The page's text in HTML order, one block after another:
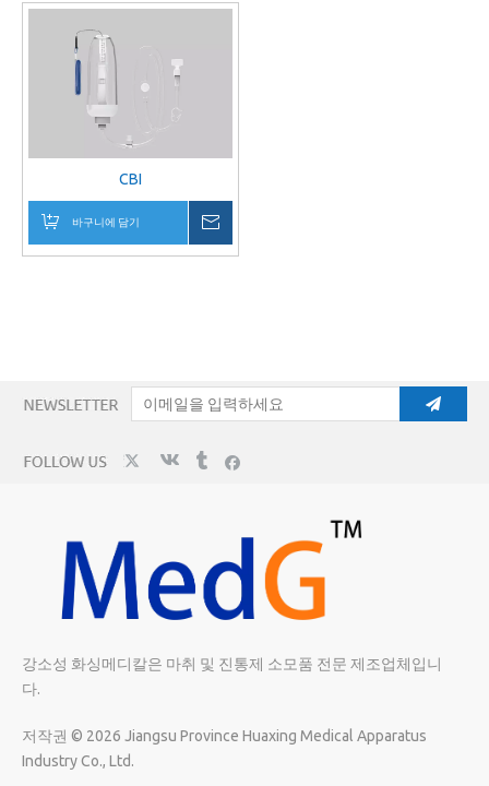
CBI
바구니에 담기
강소성 화싱메디칼은 마취 및 진통제 소모품 전문 제조업체입니
다.
저작권 © 2026 Jiangsu Province Huaxing Medical Apparatus
Industry Co., Ltd.